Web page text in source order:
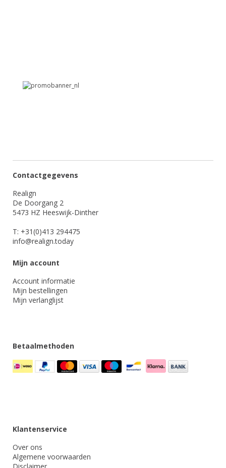
Contactgegevens
Realign
De Doorgang 2
5473 HZ Heeswijk-Dinther
T: +31(0)413 294475
info@realign.today
Mijn account
Account informatie
Mijn bestellingen
Mijn verlanglijst
Betaalmethoden
Klantenservice
Over ons
Algemene voorwaarden